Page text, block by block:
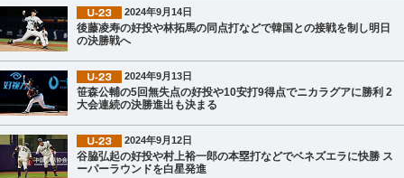
2024年9月14日
後藤凌寿の好投や林拓馬の同点打などで韓国との接戦を制し明日
の決勝戦へ
2024年9月13日
笹森公輔の5回無失点の好投や10安打9得点でニカラグアに勝利 2
大会連続の決勝進出も決まる
2024年9月12日
谷脇弘起の好投や村上裕一郎の本塁打などでベネズエラに快勝 ス
ーパーラウンドを白星発進